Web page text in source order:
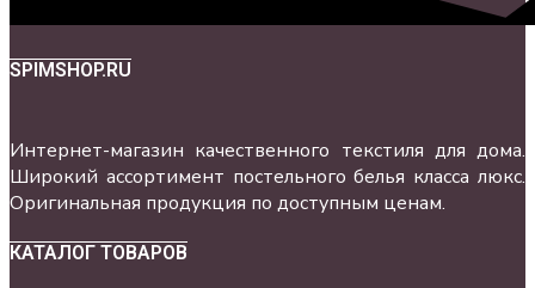
SPIMSHOP.RU
Интернет-магазин качественного текстиля для дома.
Широкий ассортимент постельного белья класса люкс.
Оригинальная продукция по доступным ценам.
КАТАЛОГ ТОВАРОВ